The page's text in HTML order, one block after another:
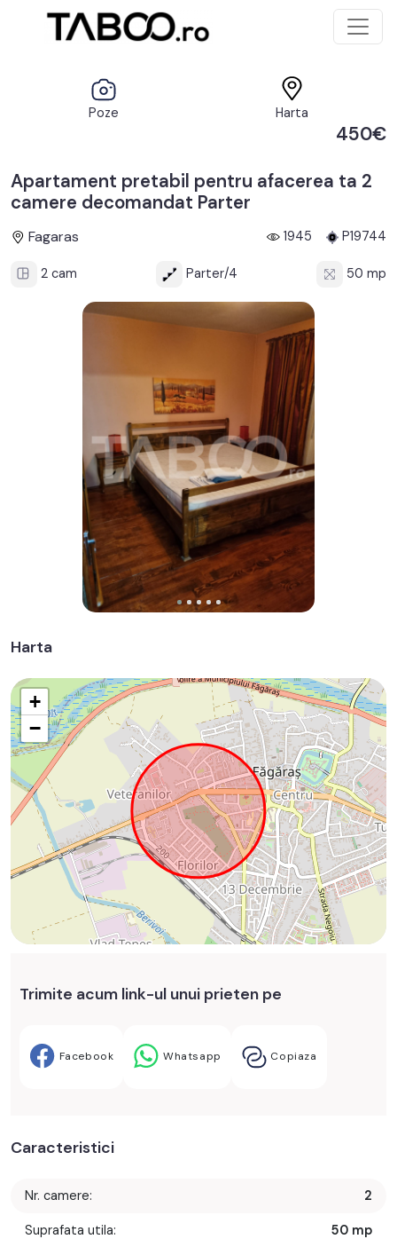
Poze Harta
450€
Apartament pretabil pentru afacerea ta 2
camere decomandat Parter
Fagaras 1945 P19744
2 cam Parter/4 50 mp
Harta
+
−
Trimite acum link-ul unui prieten pe
Facebook Whatsapp Copiaza
Caracteristici
Nr. camere: 2
Suprafata utila: 50 mp